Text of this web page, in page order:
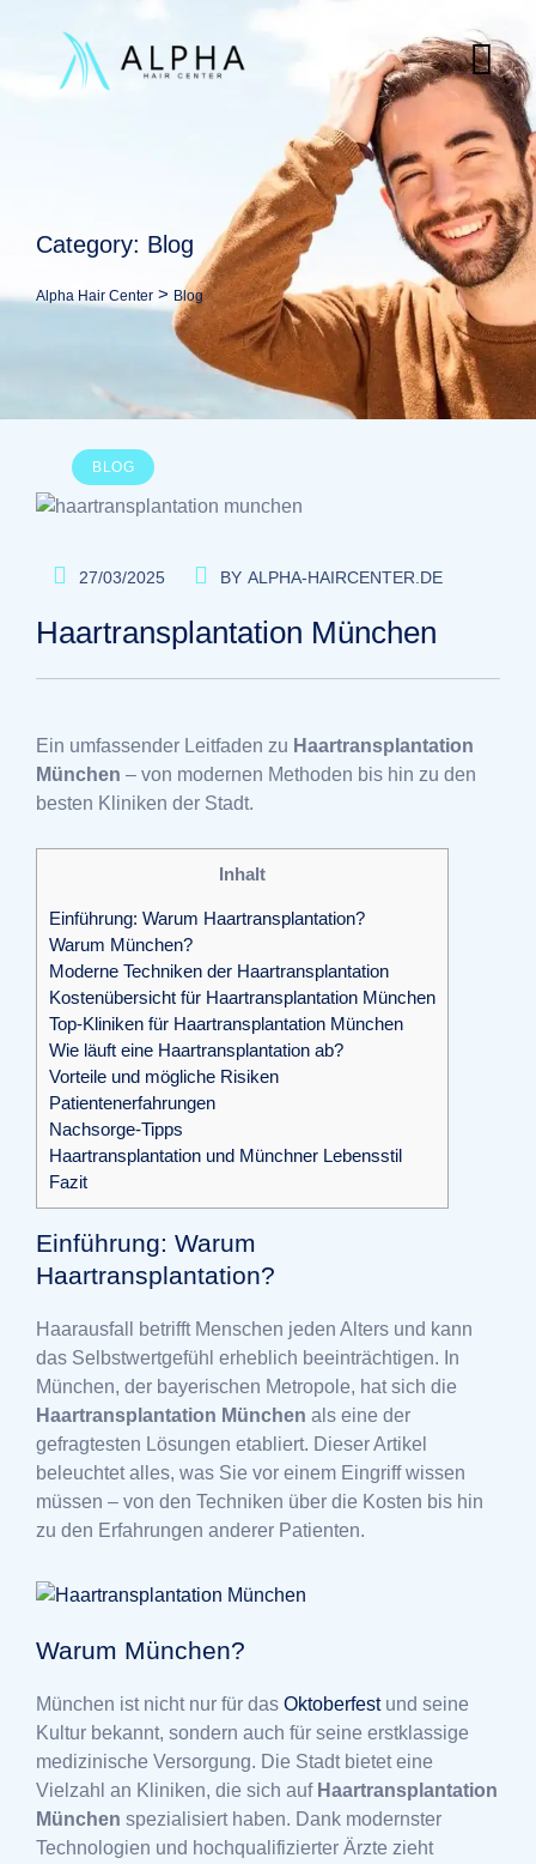
Category: Blog
Alpha Hair Center > Blog
BLOG
27/03/2025 BY ALPHA-HAIRCENTER.DE
Haartransplantation München
Ein umfassender Leitfaden zu Haartransplantation
München – von modernen Methoden bis hin zu den
besten Kliniken der Stadt.
Inhalt
Einführung: Warum Haartransplantation?
Warum München?
Moderne Techniken der Haartransplantation
Kostenübersicht für Haartransplantation München
Top-Kliniken für Haartransplantation München
Wie läuft eine Haartransplantation ab?
Vorteile und mögliche Risiken
Patientenerfahrungen
Nachsorge-Tipps
Haartransplantation und Münchner Lebensstil
Fazit
Einführung: Warum
Haartransplantation?
Haarausfall betrifft Menschen jeden Alters und kann
das Selbstwertgefühl erheblich beeinträchtigen. In
München, der bayerischen Metropole, hat sich die
Haartransplantation München als eine der
gefragtesten Lösungen etabliert. Dieser Artikel
beleuchtet alles, was Sie vor einem Eingriff wissen
müssen – von den Techniken über die Kosten bis hin
zu den Erfahrungen anderer Patienten.
Warum München?
München ist nicht nur für das Oktoberfestund seine
Kultur bekannt, sondern auch für seine erstklassige
medizinische Versorgung. Die Stadt bietet eine
Vielzahl an Kliniken, die sich auf Haartransplantation
München spezialisiert haben. Dank modernster
Technologien und hochqualifizierter Ärzte zieht